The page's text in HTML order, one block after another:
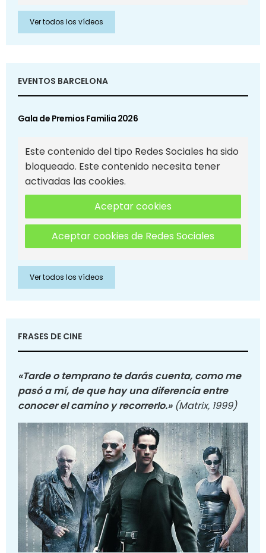
Ver todos los vídeos
EVENTOS BARCELONA
Gala de Premios Familia 2026
Este contenido del tipo Redes Sociales ha sido
bloqueado. Este contenido necesita tener
activadas las cookies.
Aceptar cookies
Aceptar cookies de Redes Sociales
Ver todos los vídeos
FRASES DE CINE
«Tarde o temprano te darás cuenta, como me
pasó a mí, de que hay una diferencia entre
conocer el camino y recorrerlo.» (Matrix, 1999)